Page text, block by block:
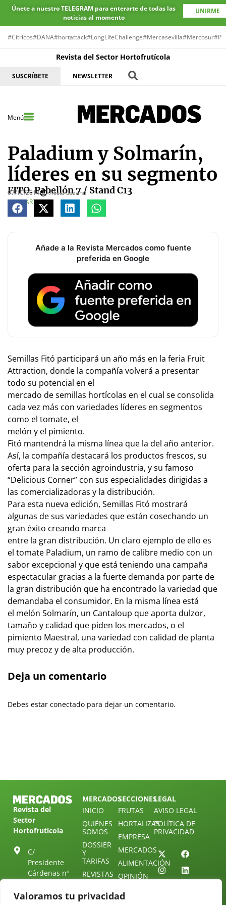
Valoramos tu privacidad
Únete a nuestro TELEGRAM para enterarte de todas las
noticias al momento
UNIRME
#Cítricos#DANA#hortattack#LongLifeChallenge#Mercasevilla#Mercosur
Revista del Sector Hortofrutícola
SUSCRÍBETE NEWSLETTER
Menú
Paladium y Solmarín,
líderes en su segmento
FITO. Pabellón 7 / Stand C13
07/10/2014
Alicia Lozano
COMPARTE
Añade a la Revista Mercados como fuente
preferida en Google
Semillas Fitó participará un año más en la feria Fruit
Attraction, donde la compañía volverá a presentar
todo su potencial en el
mercado de semillas hortícolas en el cual se consolida
cada vez más con variedades líderes en segmentos
como el tomate, el
melón y el pimiento.
Fitó mantendrá la misma línea que la del año anterior.
Así, la compañía destacará los productos frescos, su
oferta para la sección agroindustria, y su famoso
“Delicious Corner” con sus especialidades dirigidas a
las comercializadoras y la distribución.
Para esta nueva edición, Semillas Fitó mostrará
algunas de sus variedades que están cosechando un
gran éxito creando marca
entre la gran distribución. Un claro ejemplo de ello es
el tomate Paladium, un ramo de calibre medio con un
sabor excepcional y que está teniendo una campaña
espectacular gracias a la fuerte demanda por parte de
la gran distribución que ha encontrado la variedad que
demandaba el consumidor. En la misma línea está
el melón Solmarín, un Cantaloup que aporta dulzor,
tamaño y calidad que piden los mercados, o el
pimiento Maestral, una variedad con calidad de planta
muy precoz y de alta producción.
Deja un comentario
Debes estar conectado para dejar un comentario.
Revista del
Sector
Hortofrutícola
C/
Presidente
Cárdenas nº
41013
MERCADOS
INICIO
QUIÉNES
SOMOS
DOSSIER
Y
TARIFAS
REVISTAS
SUSCRIPCIÓN
SECCIONES
FRUTAS
HORTALIZAS
EMPRESA
MERCADOS
ALIMENTACIÓN
OPINIÓN
30
LEGAL
AVISO LEGAL
POLÍTICA DE
PRIVACIDAD